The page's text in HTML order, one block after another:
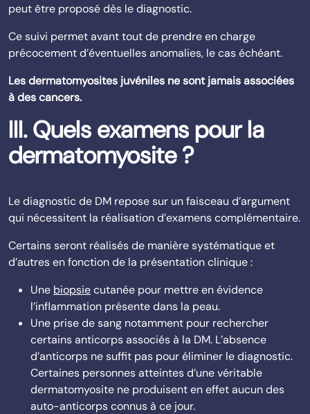
peut être proposé dès le diagnostic.
Ce suivi permet avant tout de prendre en charge
précocement d’éventuelles anomalies, le cas échéant.
Les dermatomyosites juvéniles ne sont jamais associées
à des cancers.
III. Quels examens pour la
dermatomyosite ?
Le diagnostic de DM repose sur un faisceau d’argument
qui nécessitent la réalisation d’examens complémentaire.
Certains seront réalisés de manière systématique et
d’autres en fonction de la présentation clinique :
Une biopsiecutanée pour mettre en évidence
l’inflammation présente dans la peau.
Une prise de sang notamment pour rechercher
certains anticorps associés à la DM. L’absence
d’anticorps ne suffit pas pour éliminer le diagnostic.
Certaines personnes atteintes d’une véritable
dermatomyosite ne produisent en effet aucun des
auto-anticorps connus à ce jour.